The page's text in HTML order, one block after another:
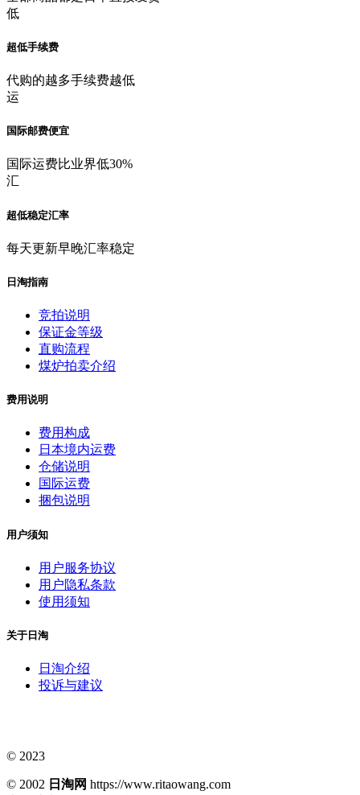
低
超低手续费
代购的越多手续费越低
运
国际邮费便宜
国际运费比业界低30%
汇
超低稳定汇率
每天更新早晚汇率稳定
日淘指南
竞拍说明
保证金等级
直购流程
煤炉拍卖介绍
费用说明
费用构成
日本境内运费
仓储说明
国际运费
捆包说明
用户须知
用户服务协议
用户隐私条款
使用须知
关于日淘
日淘介绍
投诉与建议
© 2023
© 2002 日淘网 https://www.ritaowang.com